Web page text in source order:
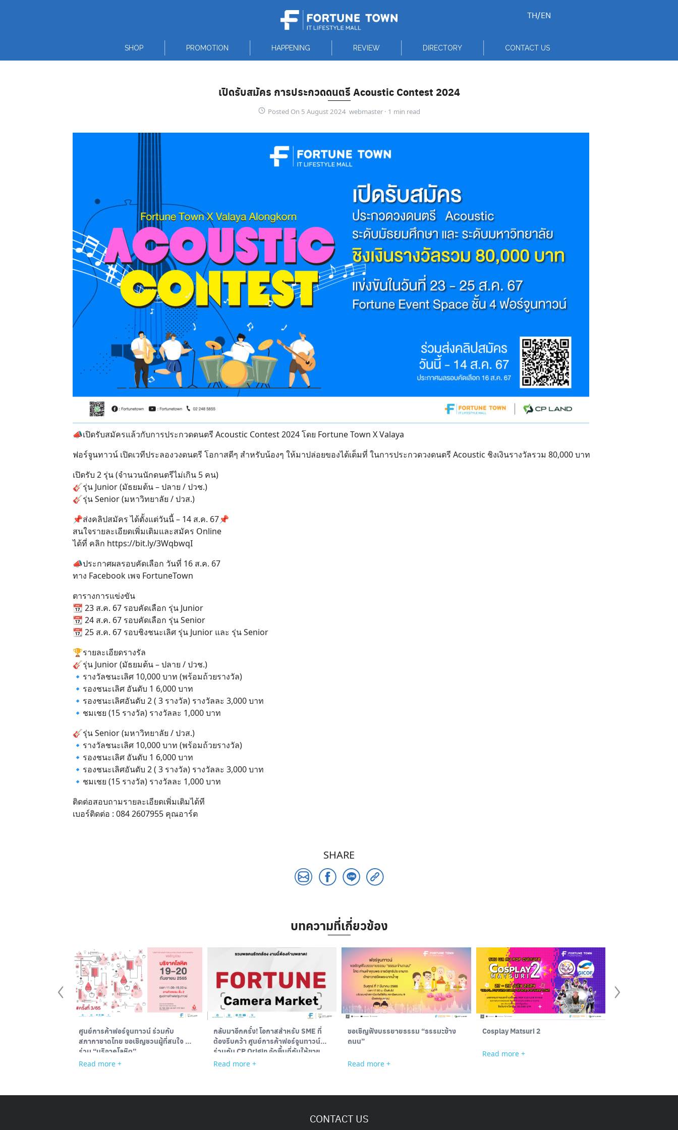
TH/EN
SHOP PROMOTION HAPPENING REVIEW DIRECTORY CONTACT US
เปิดรับสมัคร การประกวดดนตรี Acoustic Contest 2024
Posted On 5 August 2024 webmaster ·
📣เปิดรับสมัครแล้วกับการประกวดดนตรี Acoustic Contest 2024 โดย Fortune Town X Valaya
ฟอร์จูนทาวน์ เปิดเวทีประลองวงดนตรี โอกาสดีๆ สำหรับน้องๆ ให้มาปล่อยของได้เต็มที่ ในการประกวดวงดนตรี Acoustic ชิงเงินรางวัลรวม 80,000 บาท
เปิดรับ 2 รุ่น (จำนวนนักดนตรีไม่เกิน 5 คน)
🎸รุ่น Junior (มัธยมต้น – ปลาย / ปวช.)
🎸รุ่น Senior (มหาวิทยาลัย / ปวส.)
📌ส่งคลิปสมัคร ได้ตั้งแต่วันนี้ – 14 ส.ค. 67📌
สนใจรายละเอียดเพิ่มเติมและสมัคร Online
ได้ที่ คลิก https://bit.ly/3WqbwqI
📣ประกาศผลรอบคัดเลือก วันที่ 16 ส.ค. 67
ทาง Facebook เพจ FortuneTown
ตารางการแข่งขัน
📆 23 ส.ค. 67 รอบคัดเลือก รุ่น Junior
📆 24 ส.ค. 67 รอบคัดเลือก รุ่น Senior
📆 25 ส.ค. 67 รอบชิงชนะเลิศ รุ่น Junior และ รุ่น Senior
🏆รายละเอียดรางรัล
🎸รุ่น Junior (มัธยมต้น – ปลาย / ปวช.)
🔹รางวัลชนะเลิศ 10,000 บาท (พร้อมถ้วยรางวัล)
🔹รองชนะเลิศ อันดับ 1 6,000 บาท
🔹รองชนะเลิศอันดับ 2 ( 3 รางวัล) รางวัลละ 3,000 บาท
🔹ชมเชย (15 รางวัล) รางวัลละ 1,000 บาท
🎸รุ่น Senior (มหาวิทยาลัย / ปวส.)
🔹รางวัลชนะเลิศ 10,000 บาท (พร้อมถ้วยรางวัล)
🔹รองชนะเลิศ อันดับ 1 6,000 บาท
🔹รองชนะเลิศอันดับ 2 ( 3 รางวัล) รางวัลละ 3,000 บาท
🔹ชมเชย (15 รางวัล) รางวัลละ 1,000 บาท
ติดต่อสอบถามรายละเอียดเพิ่มเติมได้ที
เบอร์ติดต่อ : 084 2607955 คุณอาร์ต
SHARE
บทความที่เกี่ยวข้อง
ศูนย์การค้าฟอร์จูนทาวน์ ร่วมกับ
สภากาชาดไทย ขอเชิญชวนผู้ที่สนใจ มา
ร่วม “บริจาคโลหิต”
Read more +
กลับมาอีกครั้ง! โอกาสสำหรับ SME ที่
ต้องรีบคว้า ศูนย์การค้าฟอร์จูนทาวน์
ร่วมกับ CP Origin จัดพื้นที่กันให้ขาย
แบบฟรี ๆ! ไม่มีค่าใช้จ่าย
Read more +
ขอเชิญฟังบรรยายธรรม “ธรรมะข้าง
ถนน”
Read more +
Cosplay Matsuri 2
Read more +
CONTACT US